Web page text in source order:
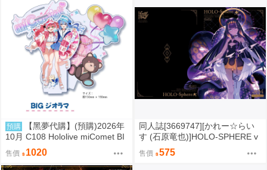
預購
【黑夢代購】(預購)2026年
10月 C108 Hololive miComet BI
Gジオラマ 壓克力立牌 社團名:空
色姉妹 繪師:綾香
售價 1020
同人誌[3669747][かれー☆らい
す (石原竜也)]HOLO-SPHERE v
ol.04 (hololive )
售價 575